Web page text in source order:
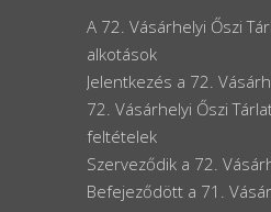
A 72. Vásárhelyi Őszi
alkotások
Jelentkezés a 72.
72. Vásárhelyi Őszi
feltételek
Szerveződik a 72.
Befejeződött a 71.